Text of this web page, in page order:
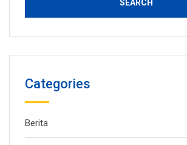
Categories
Berita